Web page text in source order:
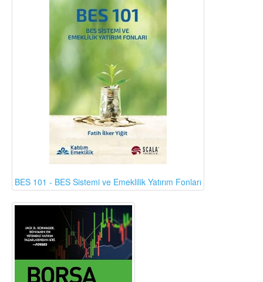
BES 101 - BES Sistemi ve Emeklilik Yatırım Fonları